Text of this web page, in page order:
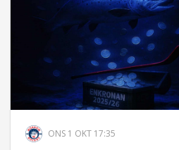
ONS 1 OKT 17:35